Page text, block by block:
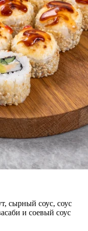
сырный соус, соус
и соевый соус